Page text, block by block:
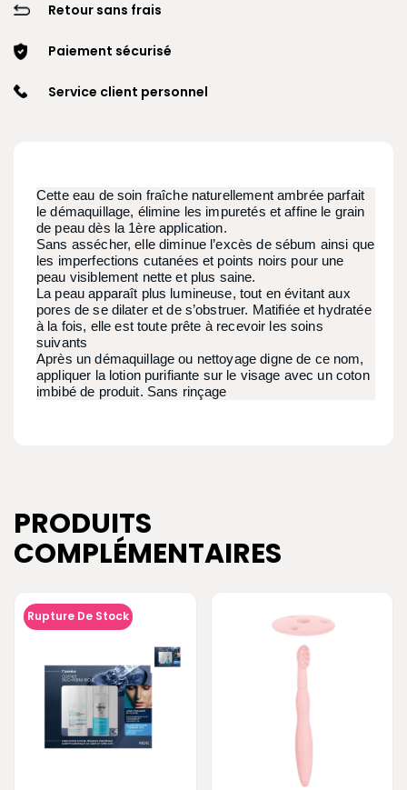
Retour sans frais
Paiement sécurisé
Service client personnel
Cette eau de soin fraîche naturellement ambrée parfait
le démaquillage, élimine les impuretés et affine le grain
de peau dès la 1ère application.
Sans assécher, elle diminue l’excès de sébum ainsi que
les imperfections cutanées et points noirs pour une
peau visiblement nette et plus saine.
La peau apparaît plus lumineuse, tout en évitant aux
pores de se dilater et de s’obstruer. Matifiée et hydratée
à la fois, elle est toute prête à recevoir les soins
suivants
Après un démaquillage ou nettoyage digne de ce nom,
appliquer la lotion purifiante sur le visage avec un coton
imbibé de produit. Sans rinçage
PRODUITS
COMPLÉMENTAIRES
Rupture De Stock